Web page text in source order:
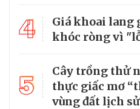
4
Giá khoai lang
khóc ròng vì
5
Cây trồng thử
thực giấc mơ
vùng đất lịch sử